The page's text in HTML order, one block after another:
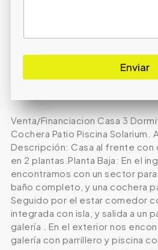
Enviar
Venta/Financiacion Casa 3
Cochera Patio Piscina Solarium.
Descripción: Casa al frente con
en 2 plantas.Planta Baja: En el
encontramos con un sector
baño completo, y una cochera
Seguido por el estar comedor
integrada con isla, y salida a un
galería . En el exterior nos
galería con parrillero y piscina